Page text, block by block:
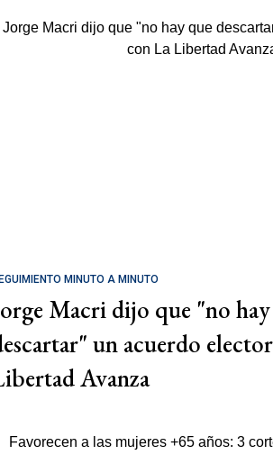
MINUTO A MINUTO
Macri dijo que "no
un acuerdo
Avanza